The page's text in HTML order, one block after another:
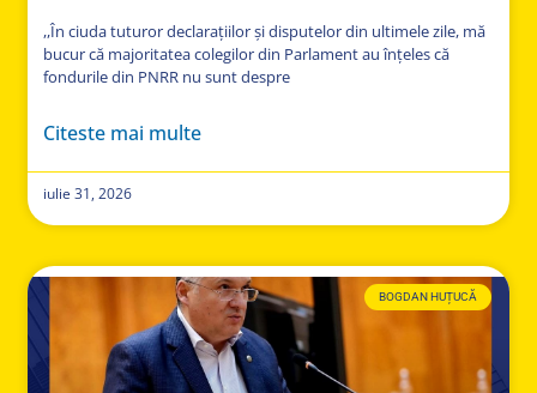
,,În ciuda tuturor declarațiilor și disputelor din ultimele zile, mă
bucur că majoritatea colegilor din Parlament au înțeles că
fondurile din PNRR nu sunt despre
Citeste mai multe
iulie 31, 2026
BOGDAN HUȚUCĂ